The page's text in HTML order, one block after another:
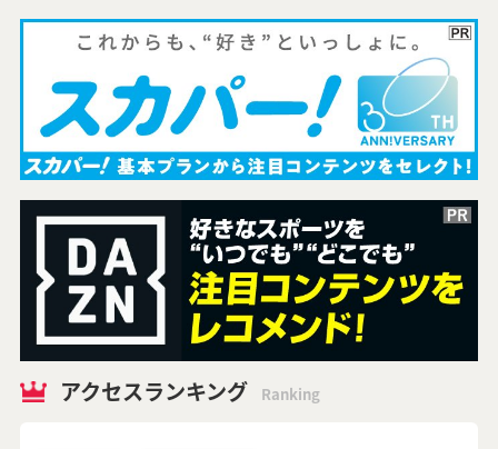
アクセスランキング Ranking